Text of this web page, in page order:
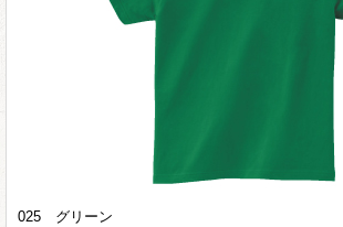
025 グリーン